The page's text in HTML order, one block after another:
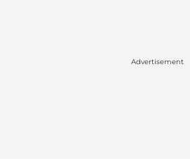
Advertisement